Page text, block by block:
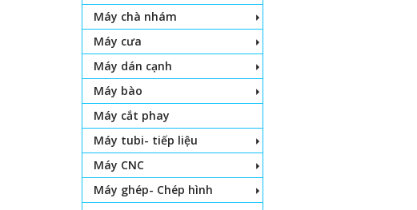
Máy chà nhám
Máy cưa
Máy dán cạnh
Máy bào
Máy cắt phay
Máy tubi- tiếp liệu
Máy CNC
Máy ghép- Chép hình